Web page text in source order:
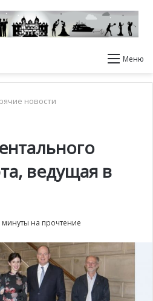
Меню
новости
ведущая в
минуты на прочтение